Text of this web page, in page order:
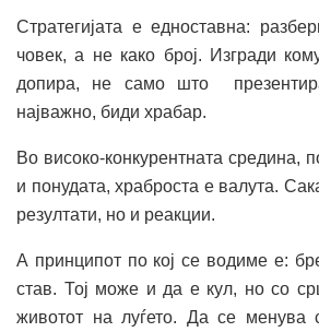
Стратегијата е едноставна:
човек, а не како број. Изгради
допира, не само што
најважно, биди храбар.
Во високо-конкурентната средина,
и понудата, храброста е валута.
резултати, но и реакции.
А принципот по кој се водиме е:
став. Тој може и да е кул, но со
животот на луѓето. Да се менува